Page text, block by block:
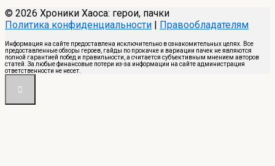
© 2026 Хроники Хаоса: герои, пачки
Политика конфиденциальности | Правообладателям
Информация на сайте предоставлена исключительно в ознакомительных целях. Все
предоставленные обзоры героев, гайды по прокачке и вариации пачек не являются
полной гарантией побед и правильности, а считается субъективным мнением авторов
статей. За любые финансовые потери из-за информации на сайте администрация
ответственности не несет.